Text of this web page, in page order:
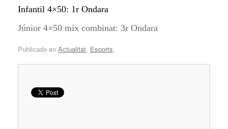
Infantil 4×50: 1r Ondara
Júnior 4×50 mix combinat: 3r Ondara
Publicado en Actualitat, Esports.